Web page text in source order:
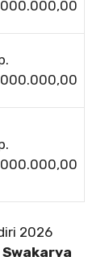
2026
Swakarya